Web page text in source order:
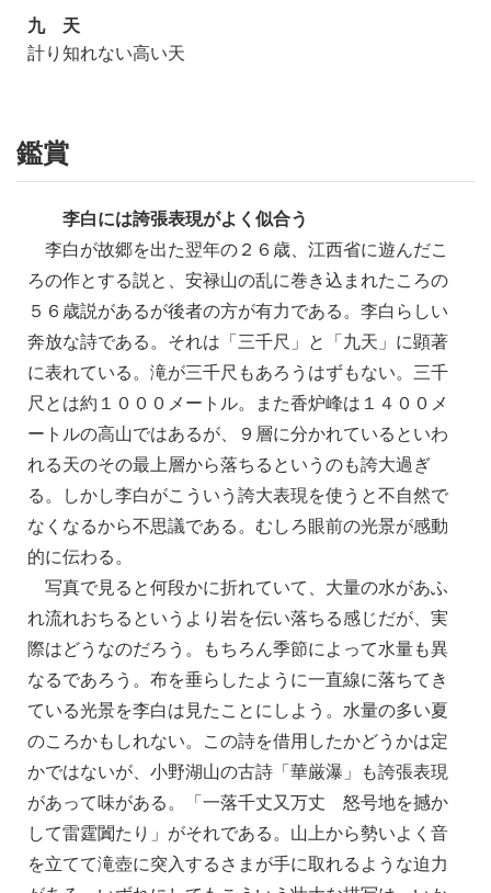
九 天
計り知れない高い天
鑑賞
李白には誇張表現がよく似合う
李白が故郷を出た翌年の２６歳、江西省に遊んだこ
ろの作とする説と、安禄山の乱に巻き込まれたころの
５６歳説があるが後者の方が有力である。李白らしい
奔放な詩である。それは「三千尺」と「九天」に顕著
に表れている。滝が三千尺もあろうはずもない。三千
尺とは約１０００メートル。また香炉峰は１４００メ
ートルの高山ではあるが、９層に分かれているといわ
れる天のその最上層から落ちるというのも誇大過ぎ
る。しかし李白がこういう誇大表現を使うと不自然で
なくなるから不思議である。むしろ眼前の光景が感動
的に伝わる。
写真で見ると何段かに折れていて、大量の水があふ
れ流れおちるというより岩を伝い落ちる感じだが、実
際はどうなのだろう。もちろん季節によって水量も異
なるであろう。布を垂らしたように一直線に落ちてき
ている光景を李白は見たことにしよう。水量の多い夏
のころかもしれない。この詩を借用したかどうかは定
かではないが、小野湖山の古詩「華厳瀑」も誇張表現
があって味がある。「一落千丈又万丈 怒号地を撼か
して雷霆闐たり」がそれである。山上から勢いよく音
を立てて滝壺に突入するさまが手に取れるような迫力